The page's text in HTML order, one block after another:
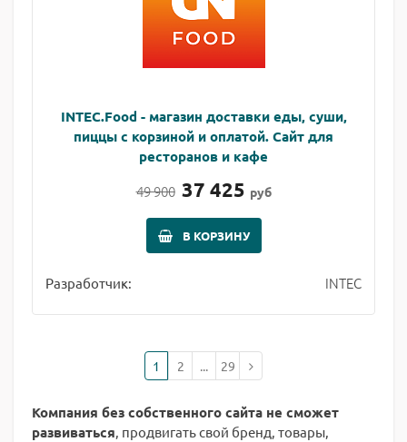
INTEC.Food - магазин доставки еды, суши,
пиццы с корзиной и оплатой. Сайт для
ресторанов и кафе
49 900 37 425 руб
В КОРЗИНУ
Разработчик: INTEC
1 2 ... 29
Компания без собственного сайта не сможет
развиваться, продвигать свой бренд, товары,